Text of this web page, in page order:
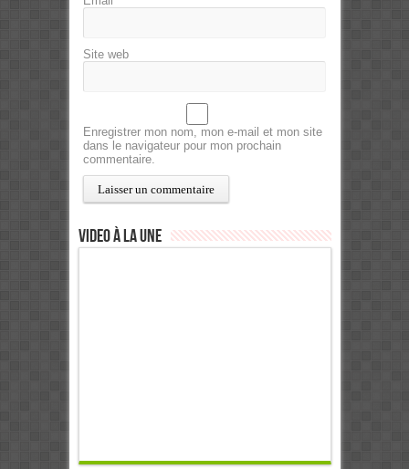
Site web
Enregistrer mon nom, mon e-mail et mon site
dans le navigateur pour mon prochain
commentaire.
Video à la Une